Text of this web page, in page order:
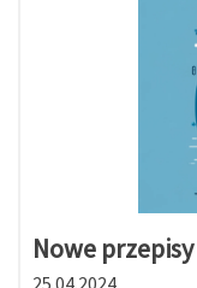
Nowe
25.04.2024